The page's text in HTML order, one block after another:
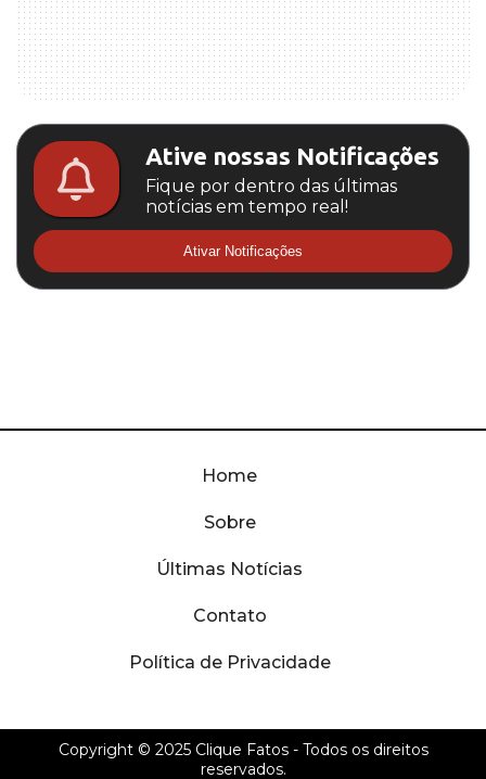
Ative nossas Notificações
Fique por dentro das últimas
notícias em tempo real!
Ativar Notificações
Home
Sobre
Últimas Notícias
Contato
Política de Privacidade
Copyright © 2025 Clique Fatos- Todos os direitos
reservados.